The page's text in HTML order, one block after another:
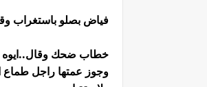
فياض بصلو باستغراب
خطاب ضحك وقال..ايوه
وجوز عمتها راجل طماع